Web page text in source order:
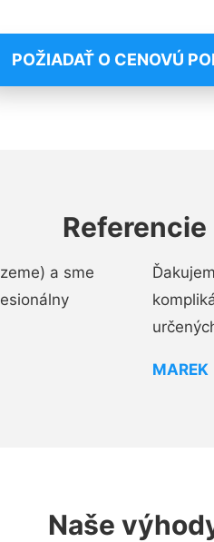
POŽIADAŤ O CENOVÚ
Referencie
a sme
MAREK
Naše